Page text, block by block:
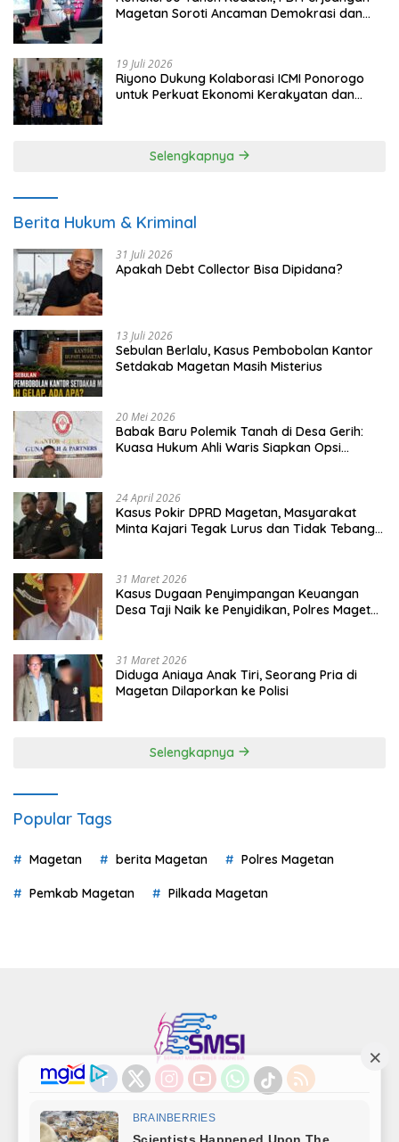
Magetan Soroti Ancaman Demokrasi dan
19 Juli 2026
Riyono Dukung Kolaborasi ICMI Ponorogo
untuk Perkuat Ekonomi Kerakyatan dan
Selengkapnya
Berita Hukum & Kriminal
31 Juli 2026
Apakah Debt Collector Bisa Dipidana?
13 Juli 2026
Sebulan Berlalu, Kasus Pembobolan Kantor
Setdakab Magetan Masih Misterius
20 Mei 2026
Babak Baru Polemik Tanah di Desa Gerih:
Kuasa Hukum Ahli Waris Siapkan Opsi
24 April 2026
Kasus Pokir DPRD Magetan, Masyarakat
Minta Kajari Tegak Lurus dan Tidak Tebang
31 Maret 2026
Kasus Dugaan Penyimpangan Keuangan
Desa Taji Naik ke Penyidikan, Polres Magetan
31 Maret 2026
Diduga Aniaya Anak Tiri, Seorang Pria di
Magetan Dilaporkan ke Polisi
Selengkapnya
Popular Tags
Magetan berita Magetan Polres Magetan
Pemkab Magetan Pilkada Magetan
Indeks Kode Etik